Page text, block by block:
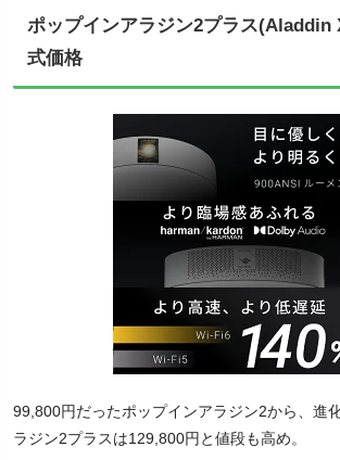
ポップインアラジン2プラス(Aladdin
式価格
99,800円だったポップインアラジン2から、進
ラジン2プラスは129,800円と値段も高め。